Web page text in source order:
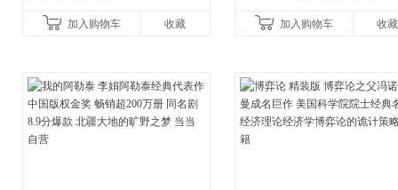
加入购物车 收藏
新增在
加入购物车 收藏